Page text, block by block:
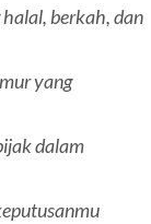
berkah, dan
yang
dalam